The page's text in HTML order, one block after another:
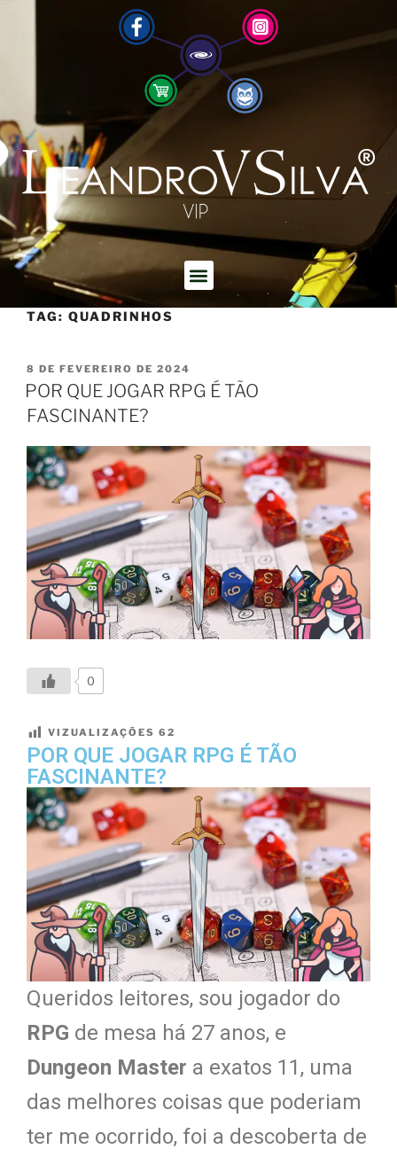
TAG: QUADRINHOS
8 DE FEVEREIRO DE 2024
POR QUE JOGAR RPG É TÃO
FASCINANTE?
0
VIZUALIZAÇÕES 62
POR QUE JOGAR RPG É TÃO
FASCINANTE?
Queridos leitores, sou jogador do
RPG de mesa há 27 anos, e
Dungeon Master a exatos 11, uma
das melhores coisas que poderiam
ter me ocorrido, foi a descoberta de